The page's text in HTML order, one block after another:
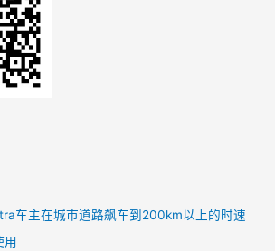
车主在城市道路飙车到200km以上的时速
用